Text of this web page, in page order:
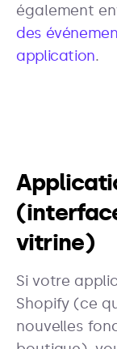
également
des
application.
vitrine)
Si votre
Shopify (ce
nouvelles